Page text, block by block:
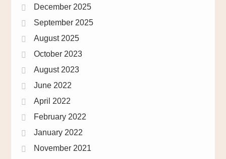
December 2025
September 2025
August 2025
October 2023
August 2023
June 2022
April 2022
February 2022
January 2022
November 2021